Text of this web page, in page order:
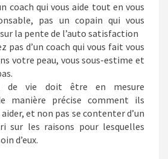
coach qui vous aide tout en vous
pas un copain qui vous
la pente de l’auto satisfaction
pas d’un coach qui vous fait vous
votre peau, vous sous-estime et
de vie doit être en mesure
manière précise comment ils
et non pas se contenter d’un
sur les raisons pour lesquelles
d’eux.